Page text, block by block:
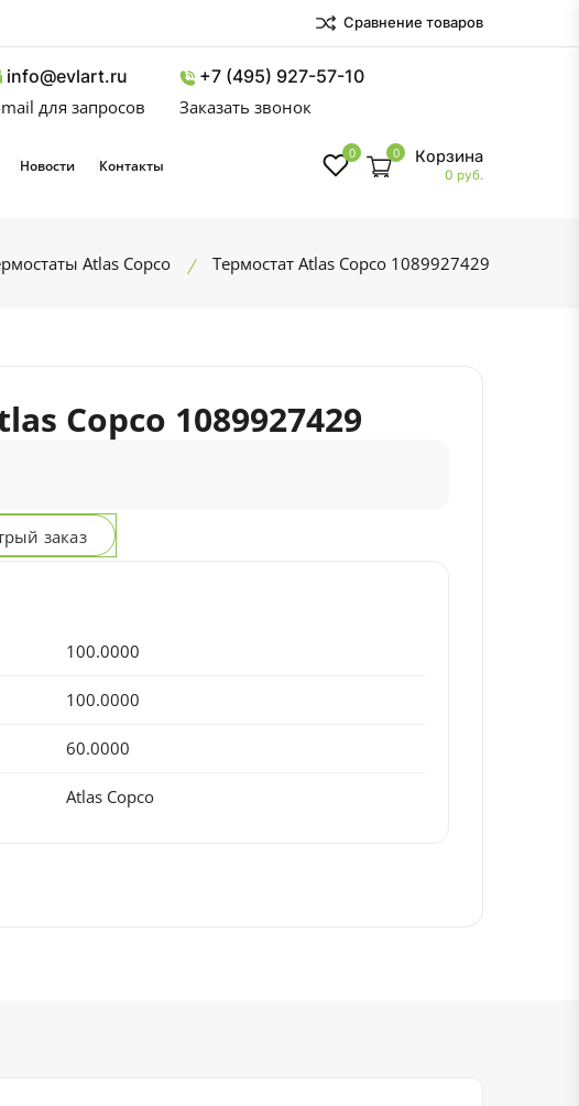
Сравнение товаров
info@evlart.ru
mail для запросов
+7 (495) 927-57-10
Заказать звонок
Новости Контакты
0 0 Корзина
0 руб.
Atlas Copco Термостат Atlas Copco 1089927429
Copco 1089927429
заказ
100.0000
100.0000
60.0000
Atlas Copco